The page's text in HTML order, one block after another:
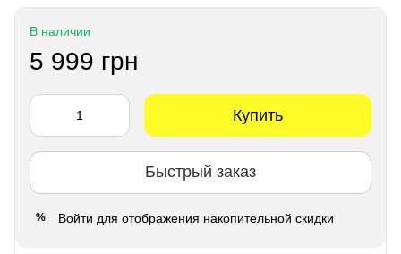
В наличии
5 999 грн
Купить
Быстрый заказ
% Войти для отображения накопительной скидки